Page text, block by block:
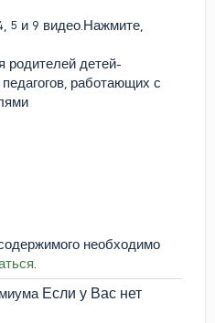
5 и 9 видео.Нажмите,
родителей детей-
работающих с
необходимо
Если у Вас нет